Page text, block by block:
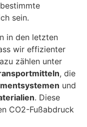
sein.
in den letzten
wir effizienter
zählen unter
, die
und
. Diese
CO2-Fußabdruck